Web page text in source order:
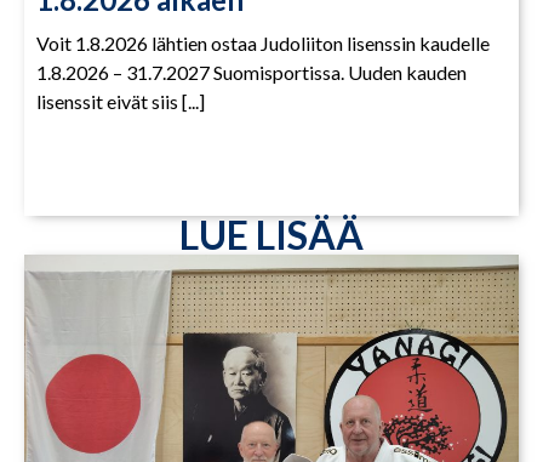
Voit 1.8.2026 lähtien ostaa Judoliiton lisenssin kaudelle
1.8.2026 – 31.7.2027 Suomisportissa. Uuden kauden
lisenssit eivät siis [...]
LUE LISÄÄ